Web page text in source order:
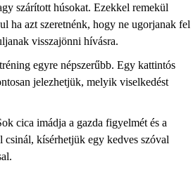
szárított húsokat. Ezekkel remekül
ha azt szeretnénk, hogy ne ugorjanak fel
visszajönni hívásra.
egyre népszerűbb. Egy kattintós
jelezhetjük, melyik viselkedést
cica imádja a gazda figyelmét és a
csinál, kísérhetjük egy kedves szóval